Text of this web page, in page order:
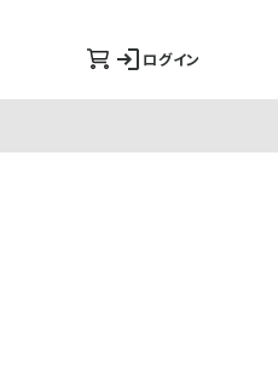
ログイン